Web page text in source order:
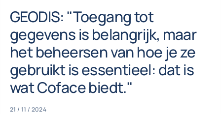
GEODIS: "Toegang tot
gegevens is belangrijk, maar
het beheersen van hoe je ze
gebruikt is essentieel: dat is
wat Coface biedt."
21 / 11 / 2024